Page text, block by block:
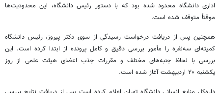
اداری دانشگاه محدود شده بود که با دستور رئیس دانشگاه، این محدودیت‌ها
موقتاً متوقف شده است.
همچنین پس از دریافت درخواست رسیدگی از سوی دکتر پیروز، رئیس دانشگاه
کمیته‌ای سه‌نفره را مأمور بررسی دقیق و کامل پرونده از ابتدا کرده است. این
بررسی با لحاظ جنبه‌های مختلف و مقررات جذب اعضای هیئت علمی از روز
یکشنبه ۲۰ اردیبهشت آغاز شده است.